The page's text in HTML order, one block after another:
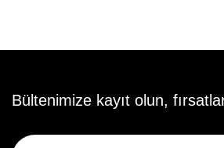
Bültenimize kayıt olun,